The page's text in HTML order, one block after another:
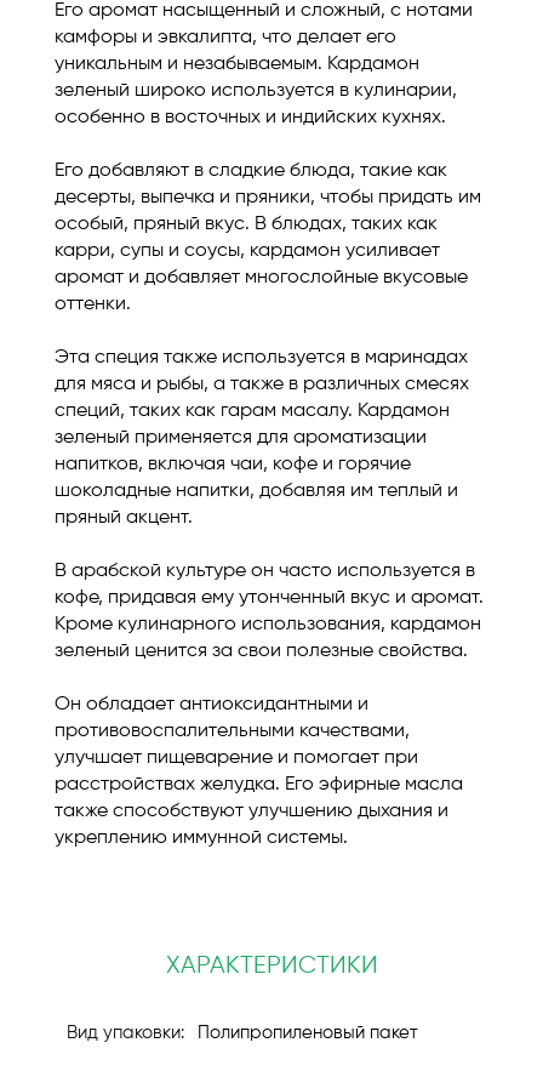
Его аромат насыщенный и сложный, с нотами
камфоры и эвкалипта, что делает его
уникальным и незабываемым. Кардамон
зеленый широко используется в кулинарии,
особенно в восточных и индийских кухнях.
Его добавляют в сладкие блюда, такие как
десерты, выпечка и пряники, чтобы придать им
особый, пряный вкус. В блюдах, таких как
карри, супы и соусы, кардамон усиливает
аромат и добавляет многослойные вкусовые
оттенки.
Эта специя также используется в маринадах
для мяса и рыбы, а также в различных смесях
специй, таких как гарам масалу. Кардамон
зеленый применяется для ароматизации
напитков, включая чаи, кофе и горячие
шоколадные напитки, добавляя им теплый и
пряный акцент.
В арабской культуре он часто используется в
кофе, придавая ему утонченный вкус и аромат.
Кроме кулинарного использования, кардамон
зеленый ценится за свои полезные свойства.
Он обладает антиоксидантными и
противовоспалительными качествами,
улучшает пищеварение и помогает при
расстройствах желудка. Его эфирные масла
также способствуют улучшению дыхания и
укреплению иммунной системы.
ХАРАКТЕРИСТИКИ
Полипропиленовый пакет